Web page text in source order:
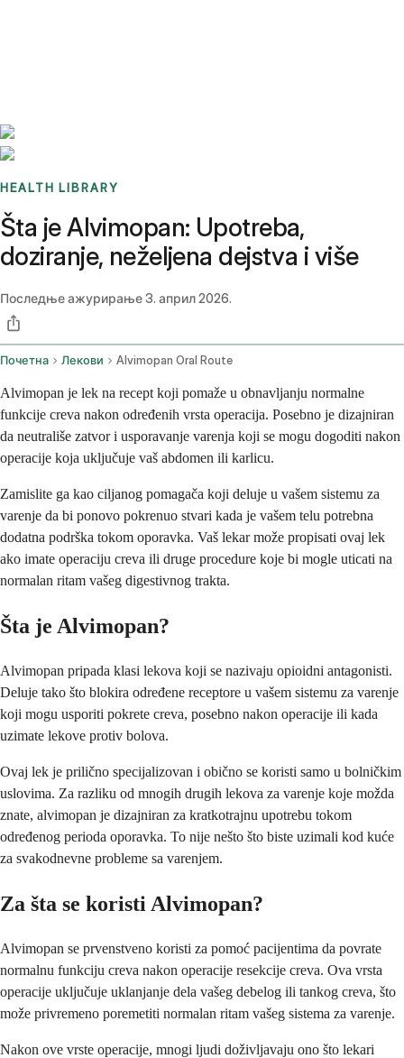
HEALTH LIBRARY
Šta je Alvimopan: Upotreba,
doziranje, neželjena dejstva i više
Последње ажурирање3. април 2026.
Почетна Лекови Alvimopan Oral Route
Alvimopan je lek na recept koji pomaže u obnavljanju normalne
funkcije creva nakon određenih vrsta operacija. Posebno je dizajniran
da neutrališe zatvor i usporavanje varenja koji se mogu dogoditi nakon
operacije koja uključuje vaš abdomen ili karlicu.
Zamislite ga kao ciljanog pomagača koji deluje u vašem sistemu za
varenje da bi ponovo pokrenuo stvari kada je vašem telu potrebna
dodatna podrška tokom oporavka. Vaš lekar može propisati ovaj lek
ako imate operaciju creva ili druge procedure koje bi mogle uticati na
normalan ritam vašeg digestivnog trakta.
Šta je Alvimopan?
Alvimopan pripada klasi lekova koji se nazivaju opioidni antagonisti.
Deluje tako što blokira određene receptore u vašem sistemu za varenje
koji mogu usporiti pokrete creva, posebno nakon operacije ili kada
uzimate lekove protiv bolova.
Ovaj lek je prilično specijalizovan i obično se koristi samo u bolničkim
uslovima. Za razliku od mnogih drugih lekova za varenje koje možda
znate, alvimopan je dizajniran za kratkotrajnu upotrebu tokom
određenog perioda oporavka. To nije nešto što biste uzimali kod kuće
za svakodnevne probleme sa varenjem.
Za šta se koristi Alvimopan?
Alvimopan se prvenstveno koristi za pomoć pacijentima da povrate
normalnu funkciju creva nakon operacije resekcije creva. Ova vrsta
operacije uključuje uklanjanje dela vašeg debelog ili tankog creva, što
može privremeno poremetiti normalan ritam vašeg sistema za varenje.
Nakon ove vrste operacije, mnogi ljudi doživljavaju ono što lekari